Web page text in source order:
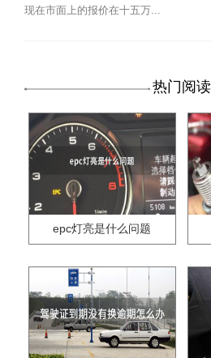
现在市面上的报价在十五万...
热门阅读
epc灯亮是什么问题